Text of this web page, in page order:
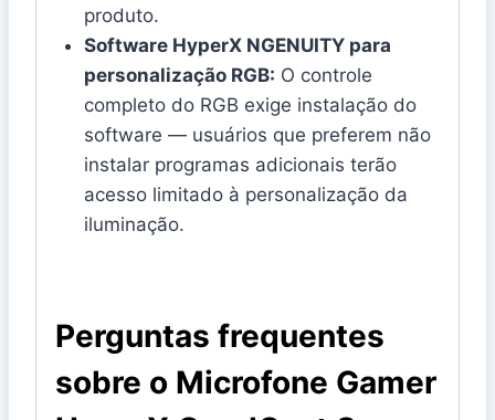
produto.
Software HyperX NGENUITY para
personalização RGB: O controle
completo do RGB exige instalação do
software — usuários que preferem não
instalar programas adicionais terão
acesso limitado à personalização da
iluminação.
Perguntas frequentes
sobre o Microfone Gamer